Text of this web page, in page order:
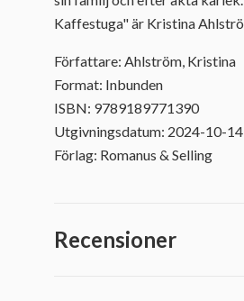
Kaffestuga" är Kristina
Författare: Ahlström, Kristina
Format: Inbunden
ISBN: 9789189771390
Utgivningsdatum: 2024-10-14
Förlag: Romanus & Selling
Recensioner